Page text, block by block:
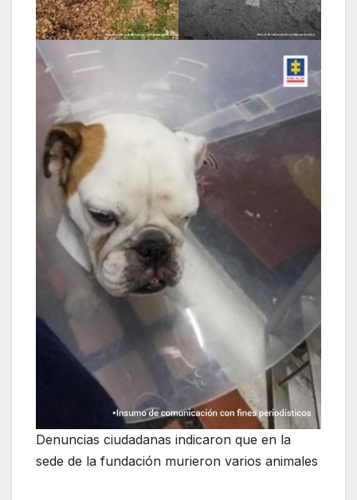
Denuncias ciudadanas indicaron que en la
sede de la fundación murieron varios animales